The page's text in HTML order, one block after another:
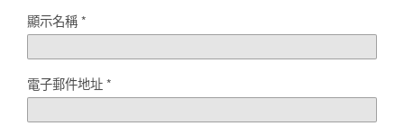
顯示名稱*
電子郵件地址*